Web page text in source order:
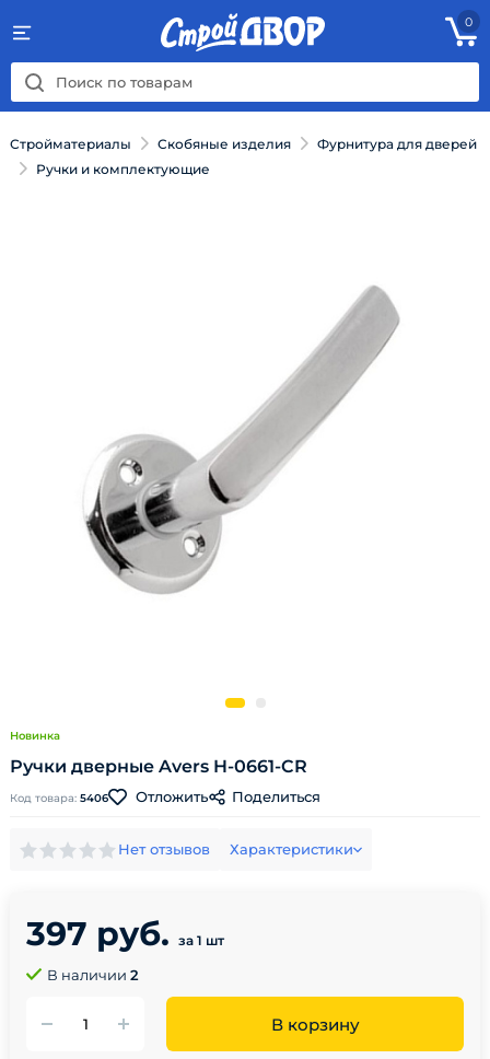
0
Стройматериалы Скобяные изделия
Фурнитура для дверей
Ручки и комплектующие
Новинка
Ручки дверные Avers H-0661-CR
Код товара: 5406 Отложить Поделиться
Нет отзывов Характеристики
397 руб. за 1 шт
В наличии 2
В корзину